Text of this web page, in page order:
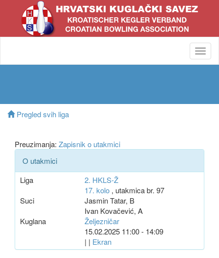
Pregled svih liga
Preuzimanja: Zapisnik o utakmici
O utakmici
Liga
2. HKLS-Ž
17. kolo, utakmica br. 97
Suci
Jasmin Tatar, B
Ivan Kovačević, A
Kuglana
Željezničar
15.02.2025 11:00 - 14:09
| | Ekran